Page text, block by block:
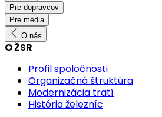
Pre dopravcov
Pre média
O nás
O ŽSR
Profil spoločnosti
Organizačná štruktúra
Modernizácia tratí
História železníc